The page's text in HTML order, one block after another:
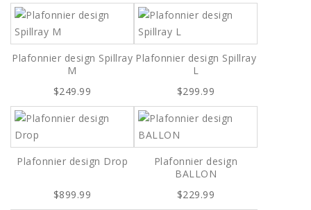
Plafonnier design Spillray
M
$249.99
Plafonnier design Spillray
L
$299.99
Plafonnier design Drop
$899.99
Plafonnier design
BALLON
$229.99